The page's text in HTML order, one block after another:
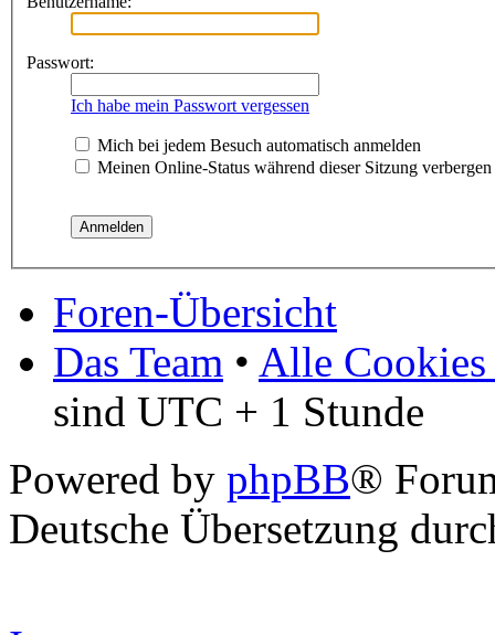
Passwort:
Ich habe mein Passwort vergessen
Mich bei jedem Besuch automatisch anmelden
Meinen Online-Status während dieser Sitzung verbergen
Foren-Übersicht
Das Team • Alle Cookies
sind UTC + 1 Stunde
Powered by phpBB®
Deutsche Übersetzung